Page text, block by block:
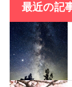
最近の記